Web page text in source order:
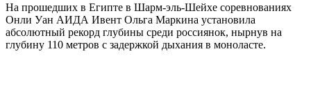
На прошедших в Египте в Шарм-эль-Шейхе соревнованиях
Онли Уан АИДА Ивент Ольга Маркина установила
абсолютный рекорд глубины среди россиянок, нырнув на
глубину 110 метров с задержкой дыхания в моноласте.